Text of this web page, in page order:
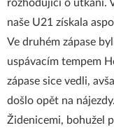
rozhodující o utkání.
naše U21 získala
Ve druhém zápase
uspávacím tempem
zápase sice vedli,
došlo opět na
Židenicemi, bohužel